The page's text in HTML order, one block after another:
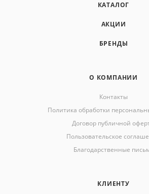
КАТАЛОГ
АКЦИИ
БРЕНДЫ
О КОМПАНИИ
Контакты
Политика обработки
Договор публичной
Пользовательское
Благодарственные
КЛИЕНТУ